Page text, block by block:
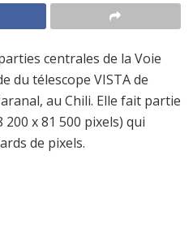
centrales de la Voie
du télescope VISTA de
au Chili. Elle fait partie
200 x 81 500 pixels) qui
de pixels.